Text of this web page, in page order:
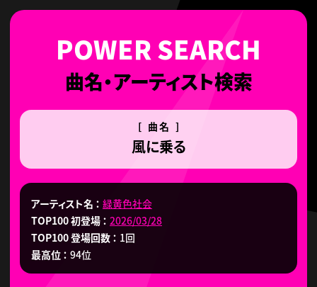
曲名・アーティスト検索
[ 曲名 ]
風に乗る
アーティスト名
緑黄色社会
TOP100 初登場
2026/03/28
TOP100 登場回数
1回
最高位
94位